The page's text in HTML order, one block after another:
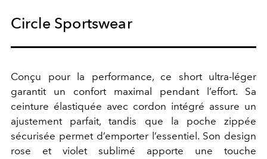
Circle Sportswear
Conçu pour la performance, ce short ultra-léger
garantit un confort maximal pendant l’effort. Sa
ceinture élastiquée avec cordon intégré assure un
ajustement parfait, tandis que la poche zippée
sécurisée permet d’emporter l’essentiel. Son design
rose et violet sublimé apporte une touche